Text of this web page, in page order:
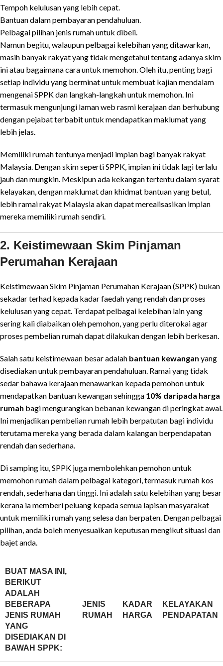
Tempoh kelulusan yang lebih cepat.
Bantuan dalam pembayaran pendahuluan.
Pelbagai pilihan jenis rumah untuk dibeli.
Namun begitu, walaupun pelbagai kelebihan yang ditawarkan,
masih banyak rakyat yang tidak mengetahui tentang adanya skim
ini atau bagaimana cara untuk memohon. Oleh itu, penting bagi
setiap individu yang berminat untuk membuat kajian mendalam
mengenai SPPK dan langkah-langkah untuk memohon. Ini
termasuk mengunjungi laman web rasmi kerajaan dan berhubung
dengan pejabat terbabit untuk mendapatkan maklumat yang
lebih jelas.
Memiliki rumah tentunya menjadi impian bagi banyak rakyat
Malaysia. Dengan skim seperti SPPK, impian ini tidak lagi terlalu
jauh dan mungkin. Meskipun ada kekangan tertentu dalam syarat
kelayakan, dengan maklumat dan khidmat bantuan yang betul,
lebih ramai rakyat Malaysia akan dapat merealisasikan impian
mereka memiliki rumah sendiri.
2. Keistimewaan Skim Pinjaman
Perumahan Kerajaan
Keistimewaan Skim Pinjaman Perumahan Kerajaan (SPPK) bukan
sekadar terhad kepada kadar faedah yang rendah dan proses
kelulusan yang cepat. Terdapat pelbagai kelebihan lain yang
sering kali diabaikan oleh pemohon, yang perlu diterokai agar
proses pembelian rumah dapat dilakukan dengan lebih berkesan.
Salah satu keistimewaan besar adalah bantuan kewangan yang
disediakan untuk pembayaran pendahuluan. Ramai yang tidak
sedar bahawa kerajaan menawarkan kepada pemohon untuk
mendapatkan bantuan kewangan sehingga 10% daripada harga
rumah bagi mengurangkan bebanan kewangan di peringkat awal.
Ini menjadikan pembelian rumah lebih berpatutan bagi individu
terutama mereka yang berada dalam kalangan berpendapatan
rendah dan sederhana.
Di samping itu, SPPK juga membolehkan pemohon untuk
memohon rumah dalam pelbagai kategori, termasuk rumah kos
rendah, sederhana dan tinggi. Ini adalah satu kelebihan yang besar
kerana ia memberi peluang kepada semua lapisan masyarakat
untuk memiliki rumah yang selesa dan berpaten. Dengan pelbagai
pilihan, anda boleh menyesuaikan keputusan mengikut situasi dan
bajet anda.
BUAT MASA INI,
BERIKUT
ADALAH
BEBERAPA
JENIS RUMAH
YANG
DISEDIAKAN DI
BAWAH SPPK:
JENIS
RUMAH
KADAR
HARGA
KELAYAKAN
PENDAPATAN